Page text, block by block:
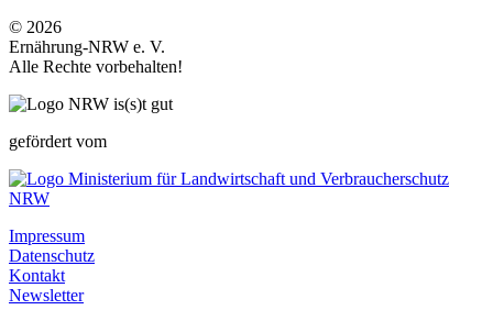
© 2026
Ernährung-NRW e. V.
Alle Rechte vorbehalten!
gefördert vom
Impressum
Datenschutz
Kontakt
Newsletter